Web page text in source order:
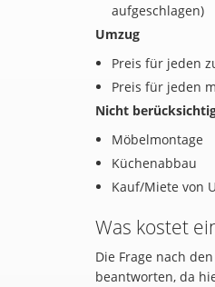
aufgeschlagen)
Umzug
Preis für jeden
Preis für jeden
Nicht
Möbelmontage
Küchenabbau
Kauf/Miete von
Was kostet
Die Frage nach
beantworten, da